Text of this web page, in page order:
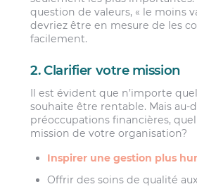
question de valeurs, « le moins
devriez être en mesure de les
facilement.
2. Clarifier votre mission
Il est évident que n’importe
souhaite être rentable. Mais au-
préoccupations financières,
mission de votre organisation?
Inspirer une gestion plus
Offrir des soins de qualité